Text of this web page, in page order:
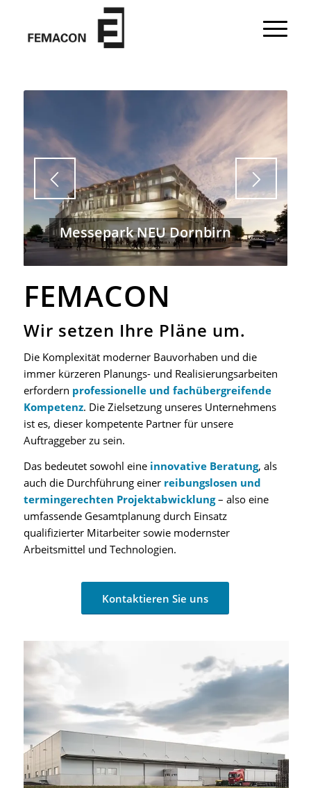
Messepark NEU Dornbirn
FEMACON
Wir setzen Ihre Pläne um.
Die Komplexität moderner Bauvorhaben und die
immer kürzeren Planungs- und Realisierungsarbeiten
erfordern professionelle und fachübergreifende
Kompetenz. Die Zielsetzung unseres Unternehmens
ist es, dieser kompetente Partner für unsere
Auftraggeber zu sein.
Das bedeutet sowohl eine innovative Beratung, als
auch die Durchführung einer reibungslosen und
termingerechten Projektabwicklung– also eine
umfassende Gesamtplanung durch Einsatz
qualifizierter Mitarbeiter sowie modernster
Arbeitsmittel und Technologien.
Kontaktieren Sie uns